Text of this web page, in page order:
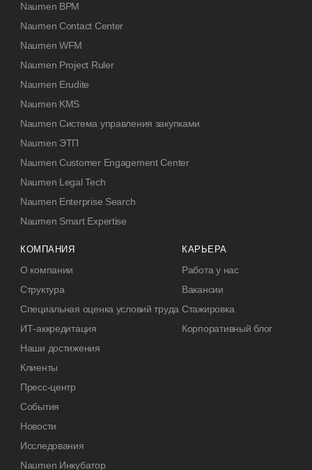
Naumen BPM
Naumen Contact Center
Naumen WFM
Naumen Project Ruler
Naumen Erudite
Naumen KMS
Naumen Система управления закупками
Naumen ЭТП
Naumen Customer Engagement Center
Naumen Legal Tech
Naumen Enterprise Search
Naumen Smart Expertise
КОМПАНИЯ
О компании
Структура
Специальная оценка условий труда
ИТ-аккредитация
Наши достижения
Клиенты
Пресс-центр
События
Новости
Исследования
Naumen Инкубатор
КАРЬЕРА
Работа у нас
Вакансии
Стажировка
Корпоративный блог